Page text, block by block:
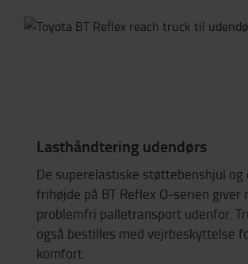
Lasthåndtering udendørs
De superelastiske støttebenshjul og
frihøjde på BT Reflex O-serien giver
problemfri palletransport udenfor.
også bestilles med vejrbeskyttelse
komfort.